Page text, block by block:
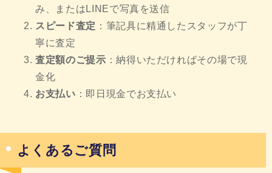
み、またはLINEで写真を送信
スピード査定 ：筆記具に精通したスタッフが丁
寧に査定
査定額のご提示 ：納得いただければその場で現
金化
お支払い ：即日現金でお支払い
よくあるご質問